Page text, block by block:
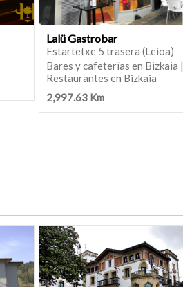
Lalü Gastrobar
Estartetxe 5 trasera (Leioa)
Bares y cafeterías en Bizkaia |
Restaurantes en Bizkaia
2,997.63 Km